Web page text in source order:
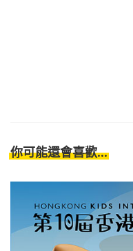
你可能還會喜歡...